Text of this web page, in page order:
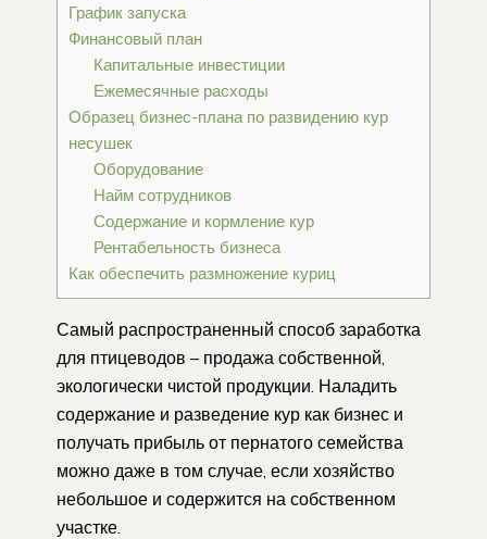
График запуска
Финансовый план
Капитальные инвестиции
Ежемесячные расходы
Образец бизнес-плана по развидению кур
несушек
Оборудование
Найм сотрудников
Содержание и кормление кур
Рентабельность бизнеса
Как обеспечить размножение куриц
Самый распространенный способ заработка
для птицеводов – продажа собственной,
экологически чистой продукции. Наладить
содержание и разведение кур как бизнес и
получать прибыль от пернатого семейства
можно даже в том случае, если хозяйство
небольшое и содержится на собственном
участке.